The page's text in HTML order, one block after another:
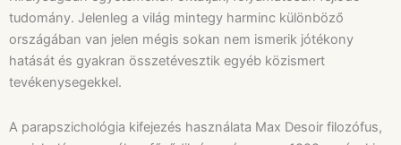
tudomány. Jelenleg a világ mintegy harminc különböző
országában van jelen mégis sokan nem ismerik jótékony
hatását és gyakran összetévesztik egyéb közismert
tevékenysegekkel.
A parapszichológia kifejezés használata Max Desoir filozófus,